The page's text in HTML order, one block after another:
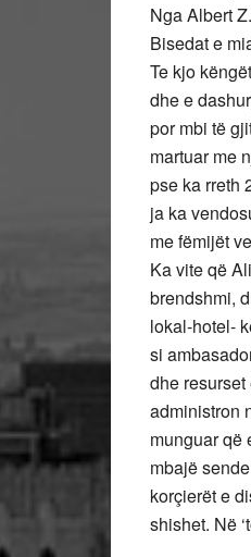
Nga Albert
Bisedat e
Te kjo
dhe e
por mbi të
martuar me
pse ka rreth
ja ka
me fëmijët
Ka vite që
brendshmi,
lokal-hotel-
si
dhe
administron
munguar që
mbajë
korçierët e
shishet. Në